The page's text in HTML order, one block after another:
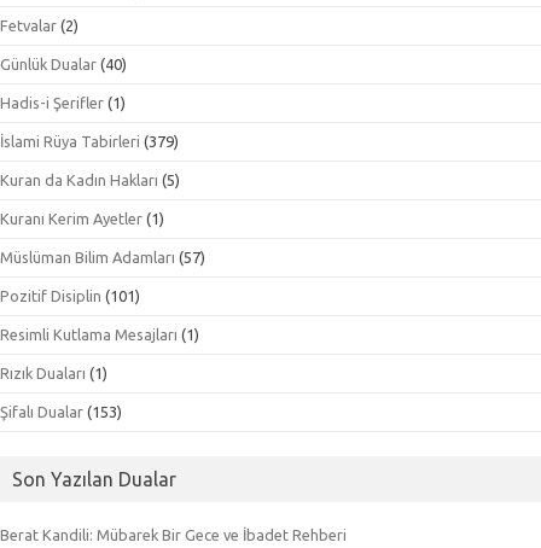
Fetvalar (2)
Günlük Dualar (40)
Hadis-i Şerifler (1)
İslami Rüya Tabirleri (379)
Kuran da Kadın Hakları (5)
Kuranı Kerim Ayetler (1)
Müslüman Bilim Adamları (57)
Pozitif Disiplin (101)
Resimli Kutlama Mesajları (1)
Rızık Duaları (1)
Şifalı Dualar (153)
Son Yazılan Dualar
Berat Kandili: Mübarek Bir Gece ve İbadet Rehberi